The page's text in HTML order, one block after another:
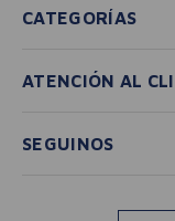
CATEGORÍAS
ATENCIÓN AL
SEGUINOS